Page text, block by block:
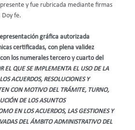
y fue rubricada mediante firmas
Doy fe.
gráfica autorizada
certificadas, con plena validez
los numerales tercero y cuarto del
EL QUE SE IMPLEMENTA EL USO DE LA
ACUERDOS, RESOLUCIONES Y
CON MOTIVO DEL TRÁMITE, TURNO,
DE LOS ASUNTOS
EN LOS ACUERDOS, LAS GESTIONES Y
DEL ÁMBITO ADMINISTRATIVO DEL